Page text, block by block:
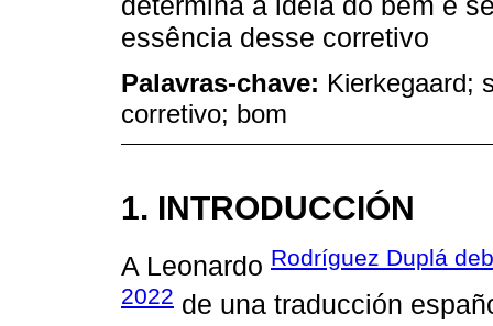
essência desse corretivo
Palavras-chave: Kierkegaard;
corretivo; bom
1. INTRODUCCIÓN
A Leonardo Rodríguez Duplá
2022 de una traducción